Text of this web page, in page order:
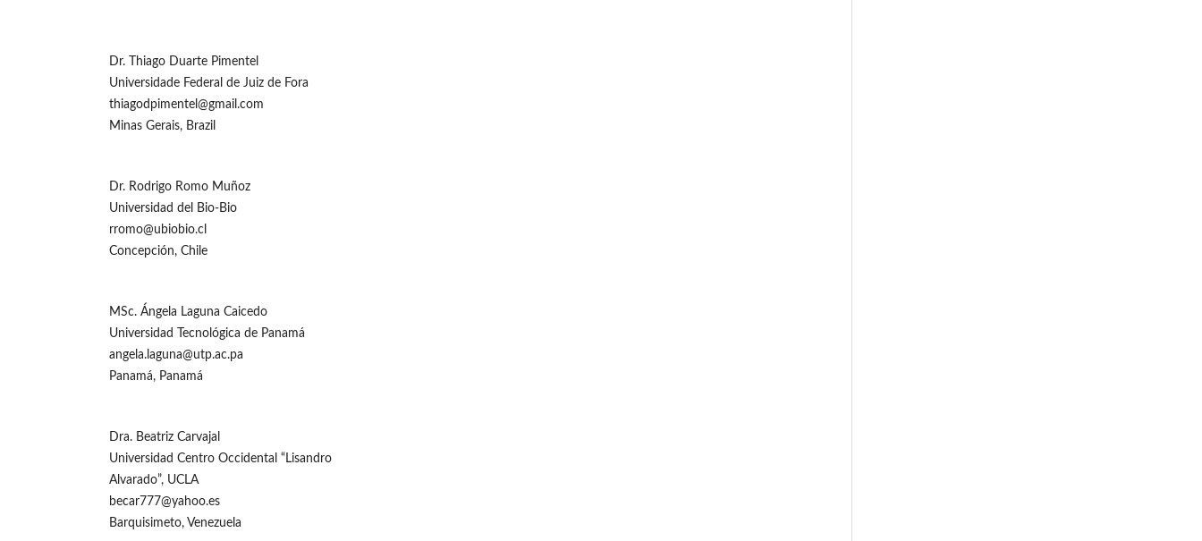
Dr. Thiago Duarte Pimentel
Universidade Federal de Juiz de Fora
thiagodpimentel@gmail.com
Minas Gerais, Brazil
Dr. Rodrigo Romo Muñoz
Universidad del Bio-Bio
rromo@ubiobio.cl
Concepción, Chile
MSc. Ángela Laguna Caicedo
Universidad Tecnológica de Panamá
angela.laguna@utp.ac.pa
Panamá, Panamá
Dra. Beatriz Carvajal
Universidad Centro Occidental “Lisandro
Alvarado”, UCLA
becar777@yahoo.es
Barquisimeto, Venezuela